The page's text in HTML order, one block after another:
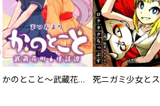
かのとこと～武蔵花町怪話譚～ 【連載版】